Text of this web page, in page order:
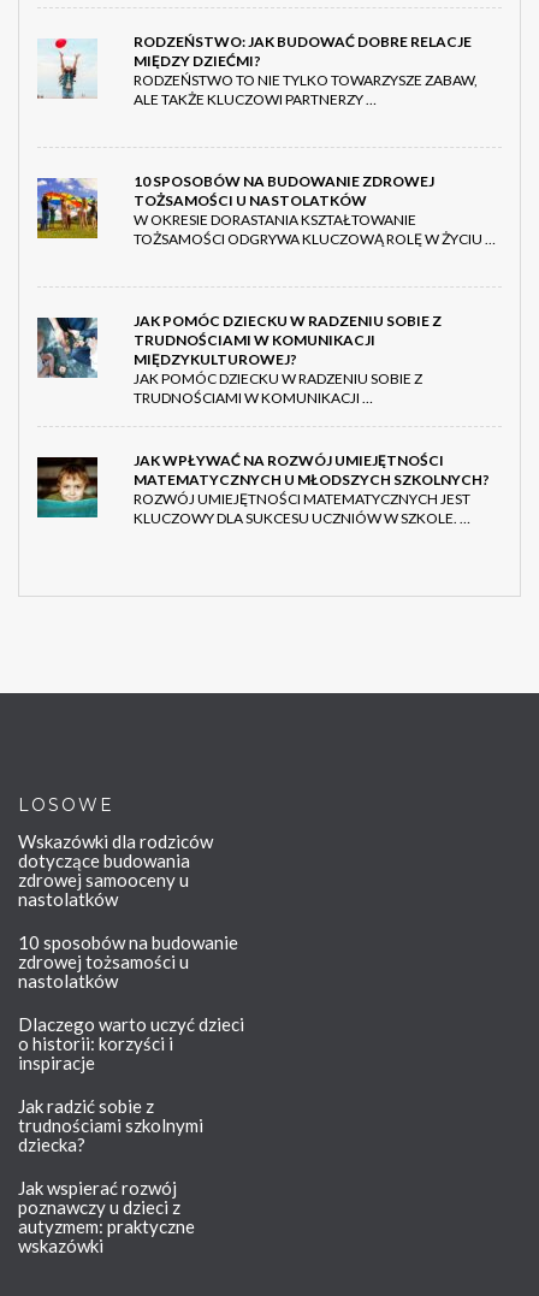
RODZEŃSTWO: JAK BUDOWAĆ DOBRE RELACJE
MIĘDZY DZIEĆMI?
RODZEŃSTWO TO NIE TYLKO TOWARZYSZE ZABAW,
ALE TAKŻE KLUCZOWI PARTNERZY …
10 SPOSOBÓW NA BUDOWANIE ZDROWEJ
TOŻSAMOŚCI U NASTOLATKÓW
W OKRESIE DORASTANIA KSZTAŁTOWANIE
TOŻSAMOŚCI ODGRYWA KLUCZOWĄ ROLĘ W ŻYCIU …
JAK POMÓC DZIECKU W RADZENIU SOBIE Z
TRUDNOŚCIAMI W KOMUNIKACJI
MIĘDZYKULTUROWEJ?
JAK POMÓC DZIECKU W RADZENIU SOBIE Z
TRUDNOŚCIAMI W KOMUNIKACJI …
JAK WPŁYWAĆ NA ROZWÓJ UMIEJĘTNOŚCI
MATEMATYCZNYCH U MŁODSZYCH SZKOLNYCH?
ROZWÓJ UMIEJĘTNOŚCI MATEMATYCZNYCH JEST
KLUCZOWY DLA SUKCESU UCZNIÓW W SZKOLE. …
LOSOWE
Wskazówki dla rodziców
dotyczące budowania
zdrowej samooceny u
nastolatków
10 sposobów na budowanie
zdrowej tożsamości u
nastolatków
Dlaczego warto uczyć dzieci
o historii: korzyści i
inspiracje
Jak radzić sobie z
trudnościami szkolnymi
dziecka?
Jak wspierać rozwój
poznawczy u dzieci z
autyzmem: praktyczne
wskazówki